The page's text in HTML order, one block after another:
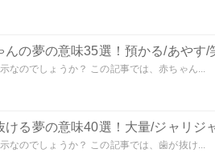
んの夢の意味35選！預かる/あやす
なのでしょうか？ この記事では、赤ちゃん...
ける夢の意味40選！大量/ジャリジ
なのでしょうか？ この記事では、歯が抜け...